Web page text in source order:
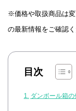
※価格や取扱商品は
の最新情報をご確認く
目次
ダンボール箱